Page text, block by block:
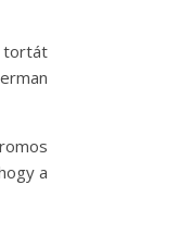
tortát
a